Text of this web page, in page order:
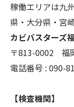
稼働エリアは九
県・大分県・宮
カビバスターズ
〒813-0002 福
電話番号 : 090-
【検査機関】